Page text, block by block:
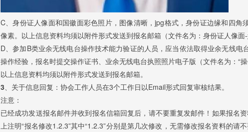
C、身份证人像面和国徽面彩色照片，图像清晰，jpg格式，身份证边缘和四角
像素。以上信息资料均须以附件形式发送到报名邮箱（文件名为：身份证人像面
D、参加B类业余无线电台操作技术能力验证的人员，应当依法取得业余无线电
操作经验，报名时提交操作证书、业余无线电台执照照片电子版（文件名为：“操
以上信息资料均须以附件形式发送到报名邮箱。
3、关于信息回复： 协会工作人员在3个工作日以Email形式回复审核结果。
注意：
已经成功发送报名邮件并收到报名信箱回复后，请不要重复发邮件！如果报名
上注明“报名修改1.2.3”其中“1.2.3”分别是第几次修改，无需修改报名资料的请